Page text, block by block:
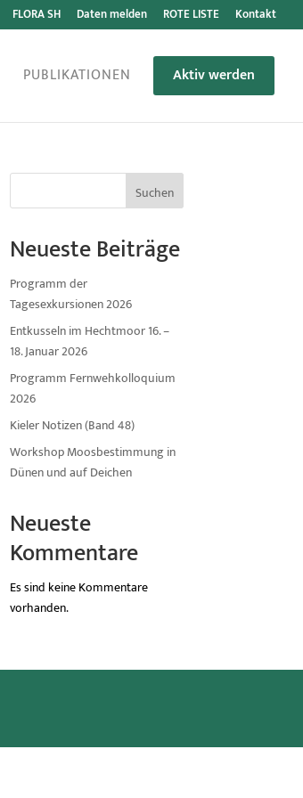
FLORA SH Daten melden ROTE LISTE Kontakt
PUBLIKATIONEN Aktiv werden
Suchen
Neueste Beiträge
Programm der
Tagesexkursionen 2026
Entkusseln im Hechtmoor 16. –
18. Januar 2026
Programm Fernwehkolloquium
2026
Kieler Notizen (Band 48)
Workshop Moosbestimmung in
Dünen und auf Deichen
Neueste
Kommentare
Es sind keine Kommentare
vorhanden.